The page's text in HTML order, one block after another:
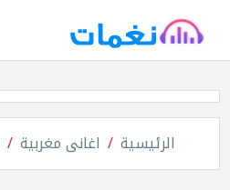
الرئيسية اغانى مغربية